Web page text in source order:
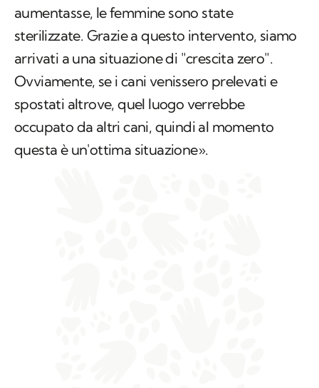
aumentasse, le femmine sono state
sterilizzate. Grazie a questo intervento, siamo
arrivati a una situazione di "crescita zero".
Ovviamente, se i cani venissero prelevati e
spostati altrove, quel luogo verrebbe
occupato da altri cani, quindi al momento
questa è un'ottima situazione».